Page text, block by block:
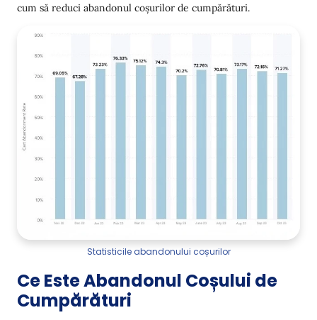
Checkout-ul Este Prea Lung sau Dificil
Politica de returnare nesatisfăcătoare
coșului
Reamintire standard pentru coșurile abandonate
Oferă un Discount sau un Cod Promo
Furnizează Dovezi Sociale
cum să reduci abandonul coșurilor de cumpărături.
Statisticile abandonului coșurilor
Ce Este Abandonul Coșului de
Cumpărături